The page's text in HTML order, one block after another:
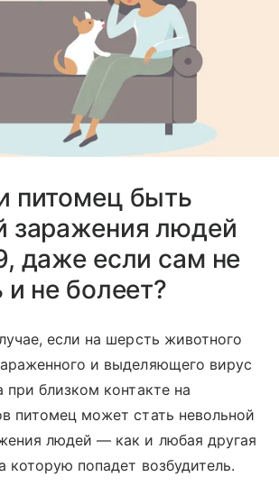
питомец быть
заражения людей
даже если сам не
и не болеет?
если на шерсть животного
и выделяющего вирус
при близком контакте на
питомец может стать невольной
людей — как и любая другая
которую попадет возбудитель.